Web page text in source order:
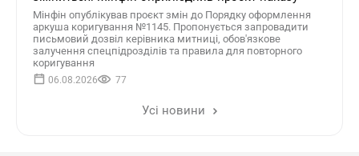
Мінфін опублікував проєкт змін до Порядку оформлення
аркуша коригування №1145. Пропонується запровадити
письмовий дозвіл керівника митниці, обов'язкове
залучення спецпідрозділів та правила для повторного
коригування
06.08.2026 77
Усі новини